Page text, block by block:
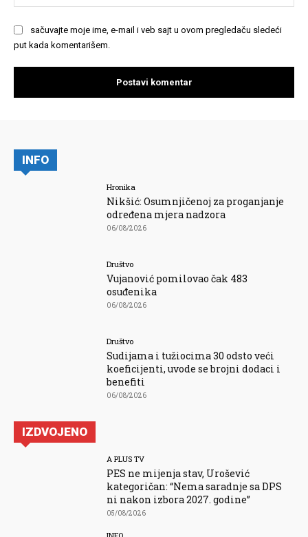
sačuvajte moje ime, e-mail i veb sajt u ovom pregledaču sledeći
put kada komentarišem.
INFO
Hronika
Nikšić: Osumnjičenoj za proganjanje
određena mjera nadzora
06/08/2026
Društvo
Vujanović pomilovao čak 483
osuđenika
06/08/2026
Društvo
Sudijama i tužiocima 30 odsto veći
koeficijenti, uvode se brojni dodaci i
benefiti
06/08/2026
IZDVOJENO
A PLUS TV
PES ne mijenja stav, Urošević
kategoričan: “Nema saradnje sa DPS
ni nakon izbora 2027. godine”
05/08/2026